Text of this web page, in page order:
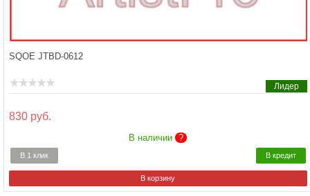
SQOE JTBD-0612
830 руб.
В наличии ?
В 1 клик В кредит
Лидер